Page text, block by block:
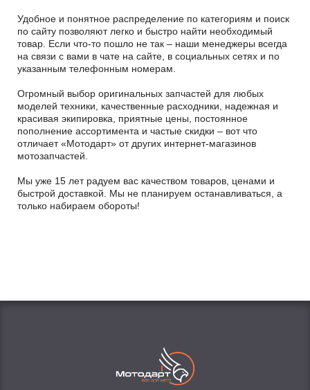
Удобное и понятное распределение по категориям и поиск
по сайту позволяют легко и быстро найти необходимый
товар. Если что-то пошло не так – наши менеджеры всегда
на связи с вами в чате на сайте, в социальных сетях и по
указанным телефонным номерам.
Огромный выбор оригинальных запчастей для любых
моделей техники, качественные расходники, надежная и
красивая экипировка, приятные цены, постоянное
пополнение ассортимента и частые скидки – вот что
отличает «Мотодарт» от других интернет-магазинов
мотозапчастей.
Мы уже 15 лет радуем вас качеством товаров, ценами и
быстрой доставкой. Мы не планируем останавливаться, а
только набираем обороты!